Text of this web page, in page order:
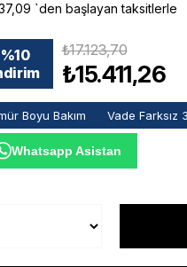
`den başlayan taksitlerle
%10
₺17.123,70
₺15.411,26
Boyu Bakım Vade Farksız
Whatsapp Asistan